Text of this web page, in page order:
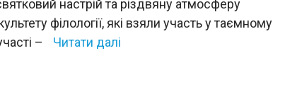
настрій та різдвяну атмосферу
філології, які взяли участь у таємному
–
Читати далі